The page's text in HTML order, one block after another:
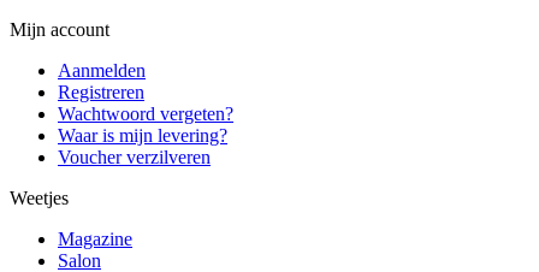
Mijn account
Aanmelden
Registreren
Wachtwoord vergeten?
Waar is mijn levering?
Voucher verzilveren
Weetjes
Magazine
Salon